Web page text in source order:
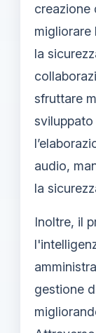
creazione
migliorare
la
sfruttare
sviluppato
audio,
la
Inoltre, il
gestione